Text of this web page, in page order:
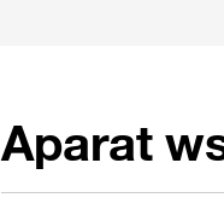
Aparat